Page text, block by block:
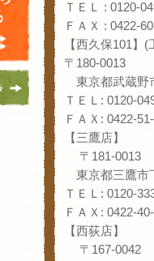
ＴＥＬ : 0120-
ＦＡＸ : 0422-
【西久保101】
〒180-0013
東京都武蔵野
ＴＥＬ: 0120-
ＦＡＸ: 0422-
【三鷹店】
〒181-0013
東京都三鷹市
ＴＥＬ: 0120-
ＦＡＸ: 0422-
【西荻店】
〒167-0042